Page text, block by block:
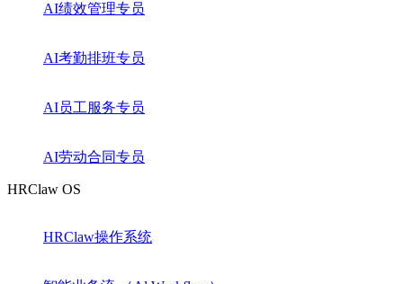
AI绩效管理专员
AI考勤排班专员
AI员工服务专员
AI劳动合同专员
HRClaw OS
HRClaw操作系统